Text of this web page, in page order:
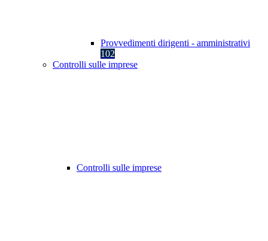
Provvedimenti dirigenti - amministrativi
102
Controlli sulle imprese
Controlli sulle imprese